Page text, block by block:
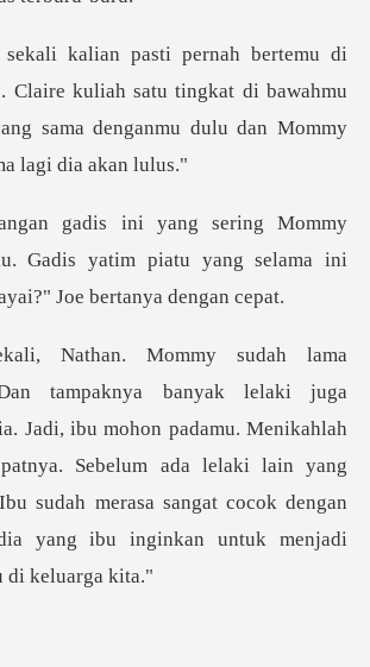
Claire kuliah satu tingkat di bawahmu
sam
Gadis yatim piatu yang selama in
adi, ibu mohon padamu. Menikahlah
Sebelum ada lelaki lain yang
sudah m